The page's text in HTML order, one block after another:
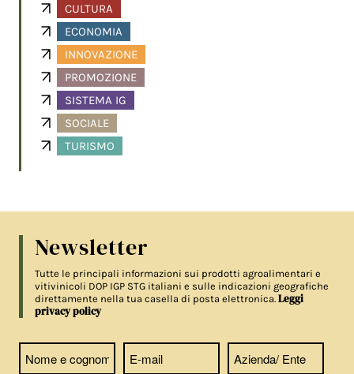
CULTURA
ECONOMIA
INNOVAZIONE
PROMOZIONE
SISTEMA IG
SOCIALE
TURISMO
Newsletter
Tutte le principali informazioni sui prodotti agroalimentari e
vitivinicoli DOP IGP STG italiani e sulle indicazioni geografiche
direttamente nella tua casella di posta elettronica.Leggi
privacy policy